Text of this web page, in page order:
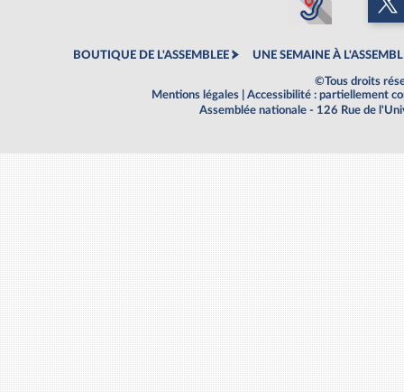
BOUTIQUE DE L'ASSEMBLEE UNE SEMAINE À
©Tous droits
Mentions légales
Accessibilité : partiellement
Assemblée nationale - 126 Rue de